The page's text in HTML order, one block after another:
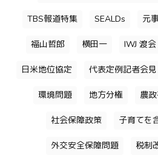
TBS報道特集 SEALDs 元
福山哲郎 横田一 IWJ 渡会
日米地位協定 代表定例記者会見
環境問題 地方分権 農
社会保障政策 子育てを
外交安全保障問題 税制